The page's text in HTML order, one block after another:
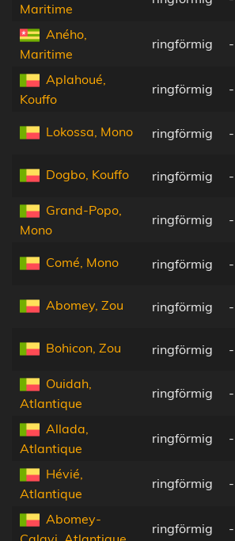
Maritime
Aného,
Maritime
ringförmig -
Aplahoué,
Kouffo
ringförmig -
Lokossa, Mono ringförmig -
Dogbo, Kouffo ringförmig -
Grand-Popo,
Mono
ringförmig -
Comé, Mono ringförmig -
Abomey, Zou ringförmig -
Bohicon, Zou ringförmig -
Ouidah,
Atlantique
ringförmig -
Allada,
Atlantique
ringförmig -
Hévié,
Atlantique
ringförmig -
Abomey-
ringförmig -